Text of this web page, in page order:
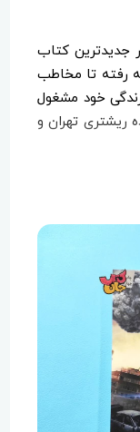
جدیدترین کتاب
رفته تا مخاطب
خود مشغول
ریشتری تهران و